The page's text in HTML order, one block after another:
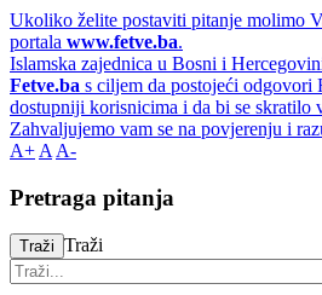
Ukoliko želite postaviti pitanje molimo
portala www.fetve.ba.
Islamska zajednica u Bosni i
Fetve.ba s ciljem da postojeći odgovori
dostupniji korisnicima i da bi se skratilo
Zahvaljujemo vam se na povjerenju i
A+ A A-
Pretraga pitanja
Traži Traži